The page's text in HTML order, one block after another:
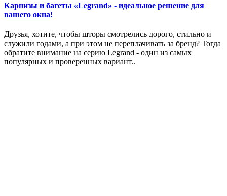
Карнизы и багеты «Legrand» - идеальное решение для
вашего окна!
Друзья, хотите, чтобы шторы смотрелись дорого, стильно и
служили годами, а при этом не переплачивать за бренд? Тогда
обратите внимание на серию Legrand - один из самых
популярных и проверенных вариант..